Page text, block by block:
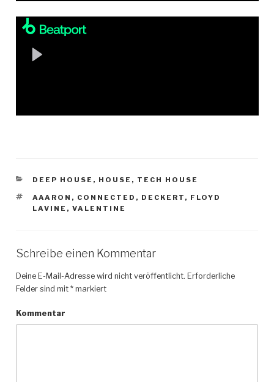
KATEGORIEN
DEEP HOUSE , HOUSE , TECH HOUSE
SCHLAGWÖRTER
AAARON , CONNECTED , DECKERT , FLOYD
LAVINE ,VALENTINE
Schreibe einen Kommentar
Deine E-Mail-Adresse wird nicht veröffentlicht. Erforderliche
Felder sind mit *markiert
Kommentar